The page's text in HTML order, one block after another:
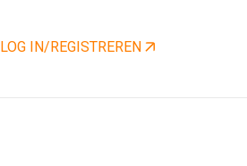
LOG IN/REGISTREREN